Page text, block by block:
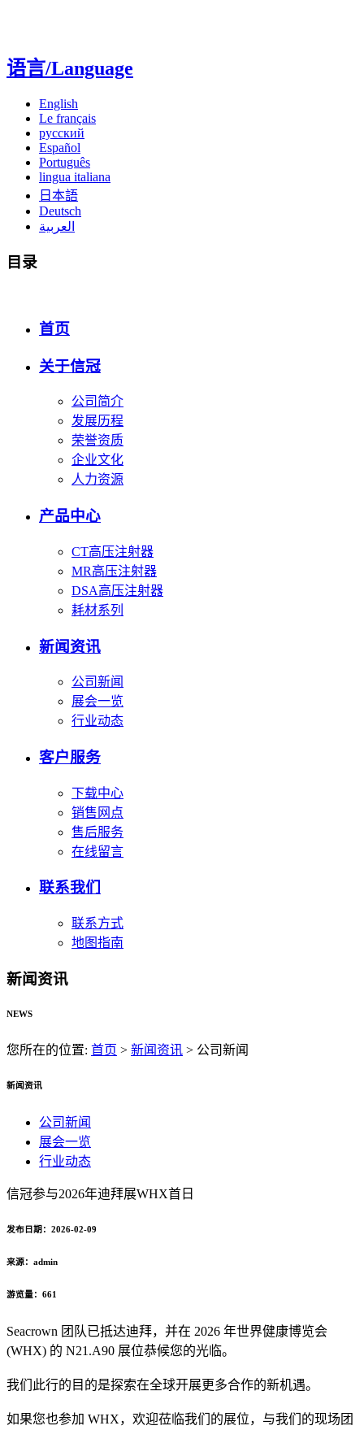
语言/Language
English
Le français
русский
Español
Português
lingua italiana
日本語
Deutsch
العربية
目录
首页
关于信冠
公司简介
发展历程
荣誉资质
企业文化
人力资源
产品中心
CT高压注射器
MR高压注射器
DSA高压注射器
耗材系列
新闻资讯
公司新闻
展会一览
行业动态
客户服务
下载中心
销售网点
售后服务
在线留言
联系我们
联系方式
地图指南
新闻资讯
NEWS
您所在的位置: 首页 > 新闻资讯 > 公司新闻
新闻资讯
公司新闻
展会一览
行业动态
信冠参与2026年迪拜展WHX首日
发布日期：2026-02-09
来源：admin
游览量：661
Seacrown 团队已抵达迪拜，并在 2026 年世界健康博览会
(WHX) 的 N21.A90 展位恭候您的光临。
我们此行的目的是探索在全球开展更多合作的新机遇。
如果您也参加 WHX，欢迎莅临我们的展位，与我们的现场团